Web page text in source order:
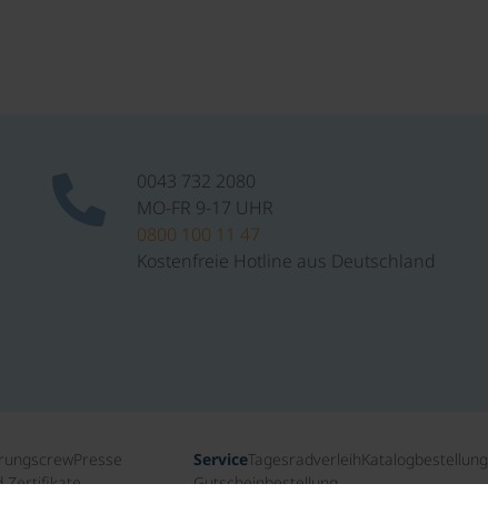
0043 732 2080
MO-FR 9-17 UHR
0800 100 11 47
Kostenfreie Hotline aus Deutschland
Presse
Zertifikate
ServiceTagesradverleihKatalogbestellung
Gutscheinbestellung